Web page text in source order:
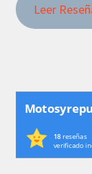
Leer
18reseñas
verificado